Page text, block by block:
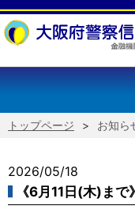
けいしんからのお願い
トップページ お知ら
2026/05/18
《6月11日(木)ま